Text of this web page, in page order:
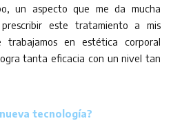
un aspecto que me da mucha
este tratamiento a mis
en estética corporal
tanta eficacia con un nivel tan
tecnología?